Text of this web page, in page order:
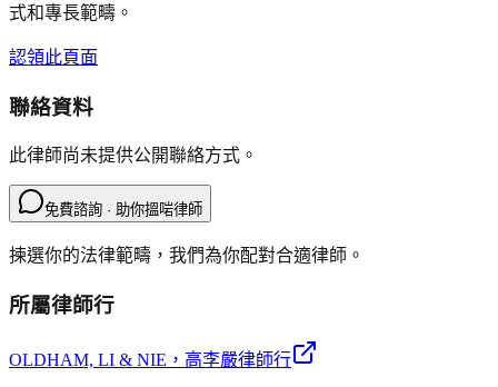
式和專長範疇。
認領此頁面
聯絡資料
此律師尚未提供公開聯絡方式。
免費諮詢 · 助你搵啱律師
揀選你的法律範疇，我們為你配對合適律師。
所屬律師行
OLDHAM, LI & NIE ，高李嚴律師行